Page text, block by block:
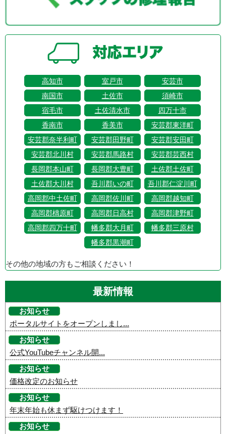
高知市 室戸市
安芸市
南国市
土佐市
須崎市
宿毛市
土佐清水市
四万十市
香南市
香美市
安芸郡東洋町
安芸郡奈半利町
安芸郡田野町
安芸郡安田町
安芸郡北川村
安芸郡馬路村
安芸郡芸西村
長岡郡本山町
長岡郡大豊町
土佐郡土佐町
土佐郡大川村
吾川郡いの町
吾川郡仁淀川町
高岡郡中土佐町
高岡郡佐川町
高岡郡越知町
高岡郡檮原町
高岡郡日高村
高岡郡津野町
高岡郡四万十町
幡多郡大月町
幡多郡三原村
幡多郡黒潮町
その他の地域の方もご相談ください！
最新情報
お知らせ
ポータルサイトをオープンしまし...
お知らせ
公式YouTubeチャンネル開...
お知らせ
価格改定のお知らせ
お知らせ
年末年始も休まず駆けつけます！
お知らせ